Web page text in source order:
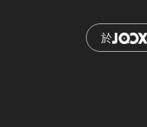
於